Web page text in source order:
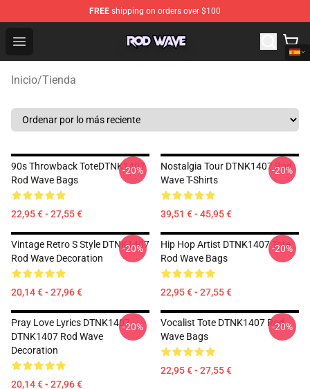
FREE shipping on orders over $100
Open menu
Rod Wave Shop - Official Rod Wave Merchandise Store
Inicio/Tienda
90s Throwback ToteDTNK1407
Rod Wave Bags
22,95 € - 27,55 €
-20%
Nostalgia Tour DTNK1407 Rod
Wave T-Shirts
39,51 € - 45,95 €
-20%
Vintage Retro S Style DTNK1407
Rod Wave Decoration
20,14 € - 27,96 €
-20%
Hip Hop Artist DTNK1407 Tote
Rod Wave Bags
22,95 € - 27,55 €
-20%
Pray Love Lyrics DTNK1407
DTNK1407 Rod Wave
Decoration
20,14 € - 27,96 €
-20%
Vocalist Tote DTNK1407 Rod
Wave Bags
22,95 € - 27,55 €
-20%